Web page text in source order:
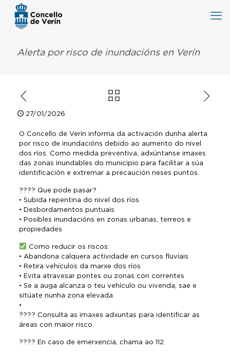
Alerta por risco de inundacións en Verín
27/01/2026
O Concello de Verín informa da activación dunha alerta
por risco de inundacións debido ao aumento do nivel
dos ríos. Como medida preventiva, adxúntanse imaxes
das zonas inundables do municipio para facilitar a súa
identificación e extremar a precaución neses puntos.
???? Que pode pasar?
•⁠ ⁠Subida repentina do nivel dos ríos
•⁠ ⁠Desbordamentos puntuais
•⁠ ⁠Posibles inundacións en zonas urbanas, terreos e
propiedades
Como reducir os riscos:
•⁠ ⁠Abandona calquera actividade en cursos fluviais
•⁠ ⁠Retira vehículos da marxe dos ríos
•⁠ ⁠Evita atravesar pontes ou zonas con correntes
•⁠ ⁠Se a auga alcanza o teu vehículo ou vivenda, sae e
sitúate nunha zona elevada
•
???? Consulta as imaxes adxuntas para identificar as
áreas con maior risco.
???? En caso de emerxencia, chama ao 112